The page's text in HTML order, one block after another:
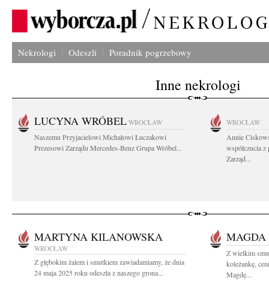
Nekrologi Odeszli Poradnik pogrzebowy
Inne nekrologi
LUCYNA WRÓBEL WROCŁAW
Naszemu Przyjacielowi Michałowi Łuczakowi
Prezesowi Zarządu Mercedes-Benz Grupa Wróbel...
WROCŁAW
Annie
współczucia
Zarząd...
MARTYNA KILANOWSKA
WROCŁAW
Z głębokim żalem i smutkiem zawiadamiamy, że dnia
24 maja 2025 roku odeszła z naszego grona...
Z wielkim
koleżankę,
Magdę...